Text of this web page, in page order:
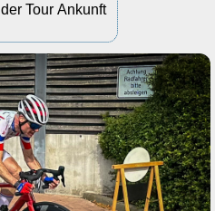
Tour Ankunft